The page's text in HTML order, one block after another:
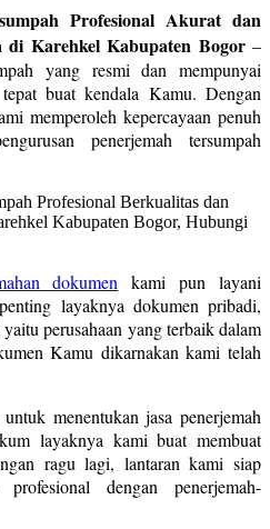
Profesional Akurat dan
Karehkel Kabupaten Bogor–
yang resmi dan mempunyai
buat kendala Kamu. Dengan
memperoleh kepercayaan penuh
penerjemah tersumpah
dokumen kami pun layani
layaknya dokumen pribadi,
perusahaan yang terbaik dalam
Kamu dikarnakan kami telah
menentukan jasa penerjemah
layaknya kami buat membuat
ragu lagi, lantaran kami siap
dengan penerjemah-